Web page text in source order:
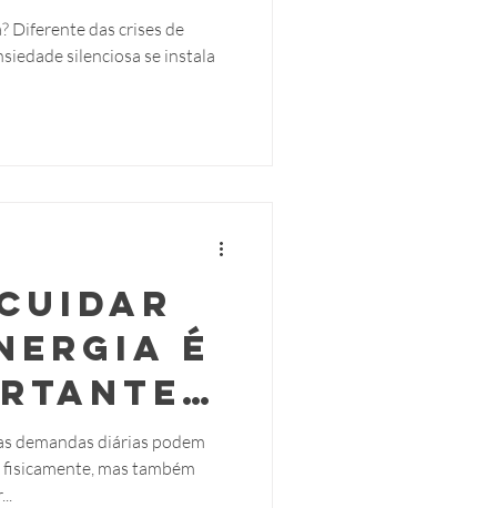
e o
para
Diferente das crises de
silenciosa se instala
é
demandas diárias podem
mas também